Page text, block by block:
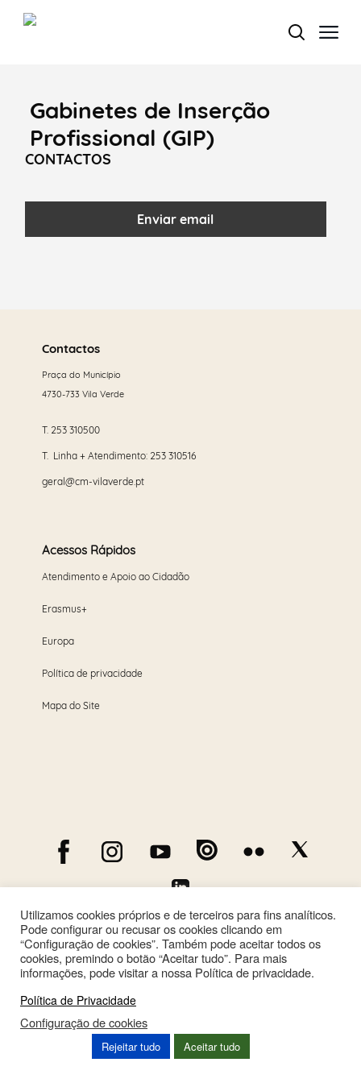
Termo de Pesquisa
Categorias gerais
Gabinetes de Inserção
Profissional (GIP)
CONTACTOS
Enviar email
maisContactos
Praça do Município
4730-733 Vila Verde
T. 253 310500
T. Linha + Atendimento: 253 310516
geral@cm-vilaverde.pt
Acessos Rápidos
Atendimento e Apoio ao Cidadão
Erasmus+
Europa
Política de privacidade
Mapa do Site
Utilizamos cookies próprios e de terceiros para fins analíticos.
Pode configurar ou recusar os cookies clicando em
“Configuração de cookies”. Também pode aceitar todos os
cookies, premindo o botão “Aceitar tudo”. Para mais
informações, pode visitar a nossa Política de privacidade.
Política de Privacidade
Configuração de cookies
Rejeitar tudo Aceitar tudo
This site is registered onwpml.orgas a development site. Switch to a production
site key toremove this banner.